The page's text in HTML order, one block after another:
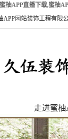
柚APP直播下载,蜜柚
APP网站装饰工程有
走进蜜柚
公司